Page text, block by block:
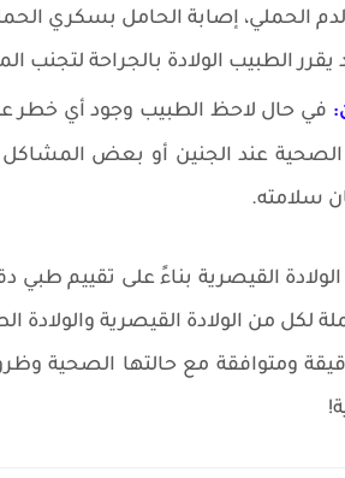
الحملي، إصابة الحامل بسكري
يقرر الطبيب الولادة بالجراحة لتجنب
في حال لاحظ الطبيب وجود أي خطر
عند الجنين أو بعض المشاكل
سلامته.
الولادة القيصرية بناءً على تقييم
لكل من الولادة القيصرية والولادة
ومتوافقة مع حالتها الصحية